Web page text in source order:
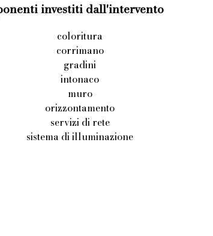
investiti dall'intervento
coloritura
corrimano
gradini
intonaco
muro
orizzontamento
servizi di rete
sistema di illuminazione